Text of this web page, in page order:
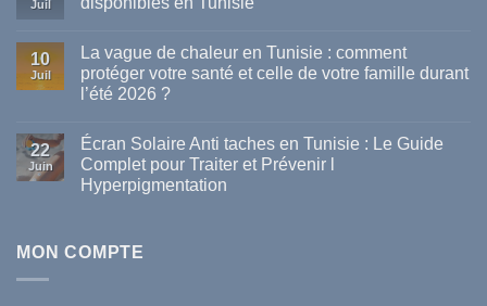
Juil
sur
meilleures
marques
disponibles
en
Tunisie
10
Juil
La vague de chaleur en Tunisie : comment
protéger votre santé et celle de votre famille durant
l’été 2026 ?
sur
La
vague
de
comment
22
Juin
Écran Solaire Anti taches en Tunisie : Le Guide
Complet pour Traiter et Prévenir l
Hyperpigmentation
Écran
Solaire
MON COMPTE